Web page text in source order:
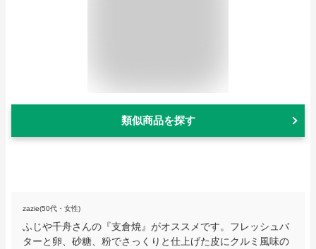
類似商品を探す
zazie(50代・女性)
ふじや千舟さんの『支倉焼』がオススメです。フレッシュバ
ターと卵、砂糖、粉でさっくりと仕上げた皮にクルミ風味の